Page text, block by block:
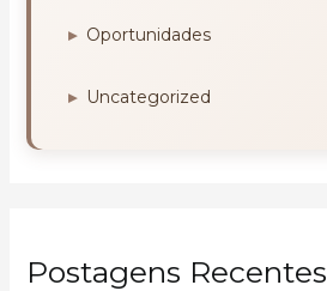
Oportunidades
Uncategorized
Postagens Recentes